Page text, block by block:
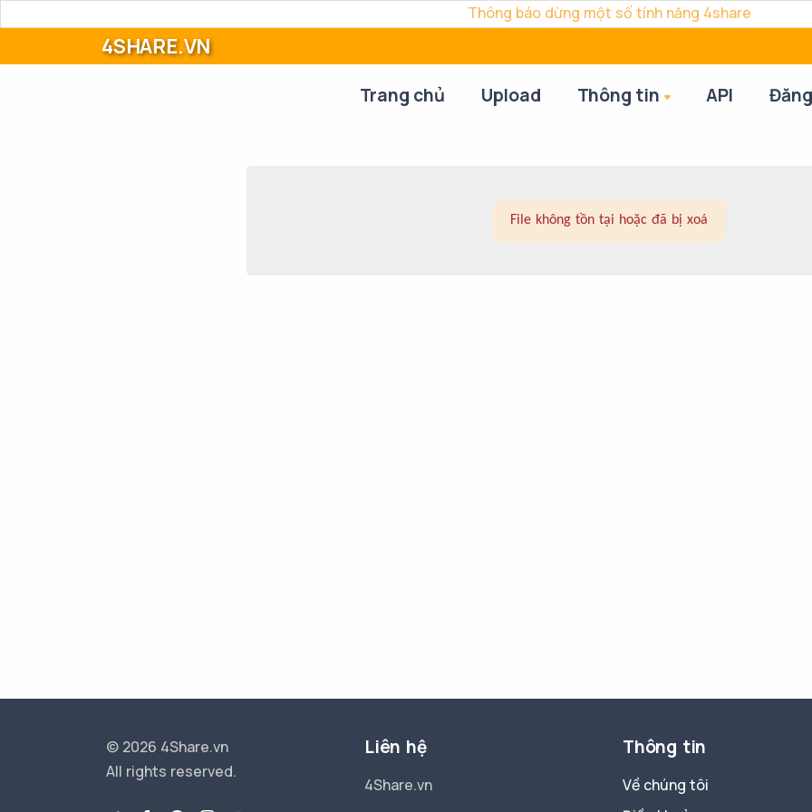
Thông báo dừng một số tính năng 4share
4SHARE.VN
Trang chủ Upload Thông tin API
File không tồn tại hoặc đã bị xoá
© 2026 4Share.vn
All rights reserved.
Liên hệ
4Share.vn
Thông tin
Về chúng tôi